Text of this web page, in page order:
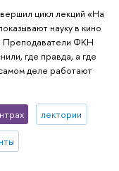
цикл лекций «На
науку в кино
Преподаватели ФКН
где правда, а где
деле работают
лектории